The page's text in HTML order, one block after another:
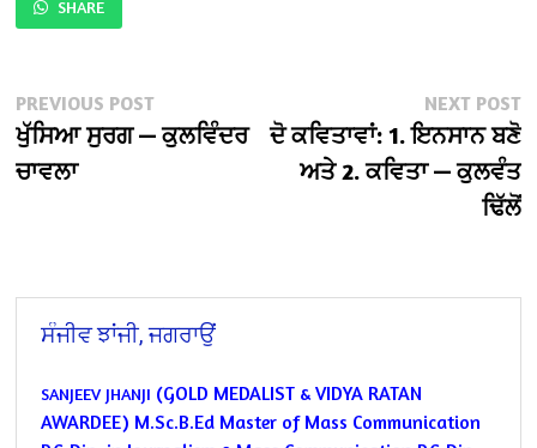
SHARE
Post
navigation
PREVIOUS POSTPrevious
post:
ਖੁੱਸਿਆ ਸੁਰਗ — ਕੁਲਵਿੰਦਰ
ਚਾਵਲਾ
NEXT POST
ਦੋ ਕਵਿਤਾਵਾਂ: 1. ਇਨਸਾਨ ਬਣੋ
ਅਤੇ 2. ਕਵਿਤਾ — ਕੁਲਵੰਤ
ਢਿੱਲੋਂ
ਸੰਜੀਵ ਝਾਂਜੀ, ਜਗਰਾਉਂ
SANJEEV JHANJI (GOLD MEDALIST & VIDYA RATAN
AWARDEE) M.Sc.B.Ed Master of Mass Communication